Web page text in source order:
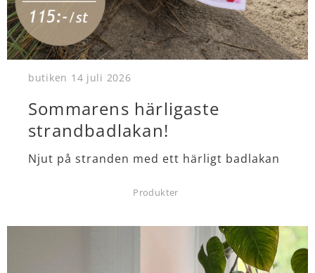
butiken 14 juli 2026
Sommarens härligaste
strandbadlakan!
Njut på stranden med ett härligt badlakan
Produkter